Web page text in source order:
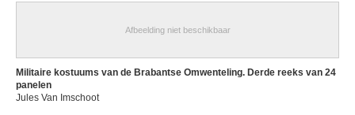
Afbeelding niet beschikbaar
Militaire kostuums van de Brabantse Omwenteling. Derde reeks van 24
panelen
Jules Van Imschoot